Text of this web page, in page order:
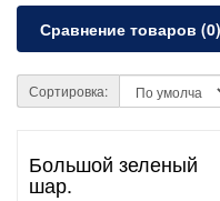
Сравнение товаров (0)
Сортировка:
Большой зеленый
шар.